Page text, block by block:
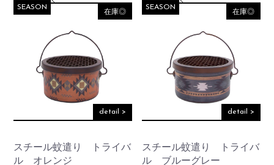
在庫◎
detail >
スチール蚊遣り トライバ
ル オレンジ
SEASON 在庫◎
detail >
スチール蚊遣り トライバ
ル ブルーグレー
SEASON